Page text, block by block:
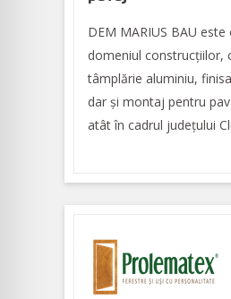
DEM MARIUS BAU
domeniul construcțiilor,
tâmplărie aluminiu,
dar și montaj pentru
atât în cadrul județului